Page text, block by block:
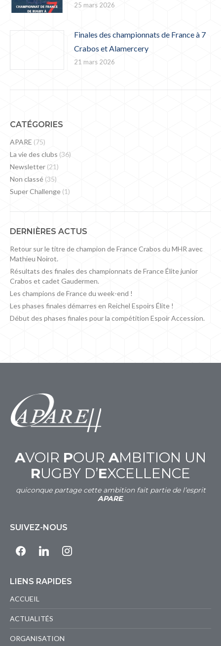
25 mars 2026
Finales des championnats de France à 7
Crabos et Alamercery
21 mars 2026
CATÉGORIES
APARE (75)
La vie des clubs (36)
Newsletter (21)
Non classé (35)
Super Challenge (1)
DERNIÈRES ACTUS
Retour sur le titre de champion de France Crabos du MHR avec
Mathieu Noirot.
Résultats des finales des championnats de France Élite junior
Crabos et cadet Gaudermen.
Les champions de France du week-end !
Les phases finales démarres en Reichel Espoirs Élite !
Début des phases finales pour la compétition Espoir Accession.
AVOIR POUR AMBITION UN
RUGBY D’EXCELLENCE
quiconque partage cette ambition fait partie de l’esprit
APARE.
SUIVEZ-NOUS
facebooklinkedin instagram
LIENS RAPIDES
ACCUEIL
ACTUALITÉS
ORGANISATION